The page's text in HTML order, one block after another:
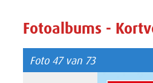
Fotoalbums -
Foto 47 van 73